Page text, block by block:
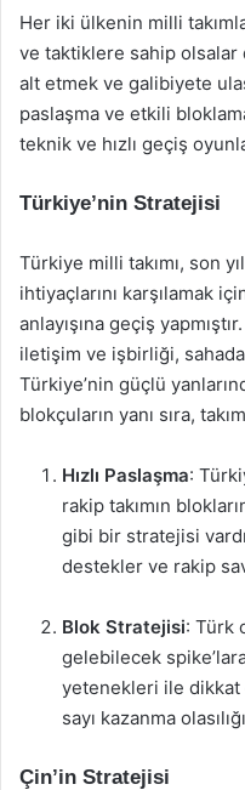
Her iki ülkenin milli
ve taktiklere sahip olsalar
alt etmek ve galibiyete
paslaşma ve etkili
teknik ve hızlı geçiş
Türkiye’nin Stratejisi
Türkiye milli takımı, son
ihtiyaçlarını karşılamak
anlayışına geçiş
iletişim ve işbirliği,
Türkiye’nin güçlü
blokçuların yanı sıra,
Hızlı Paslaşma:
rakip takımın
gibi bir stratejisi
destekler ve rakip
Blok Stratejisi: Türk
gelebilecek
yetenekleri ile dikkat
sayı kazanma
Çin’in Stratejisi